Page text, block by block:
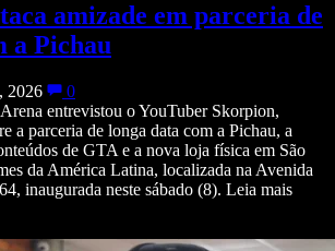
amizade em parceria de
a Pichau
2026
0
entrevistou o YouTuber Skorpion,
a parceria de longa data com a Pichau, a
de GTA e a nova loja física em São
da América Latina, localizada na Avenida
inaugurada neste sábado (8). Leia mais